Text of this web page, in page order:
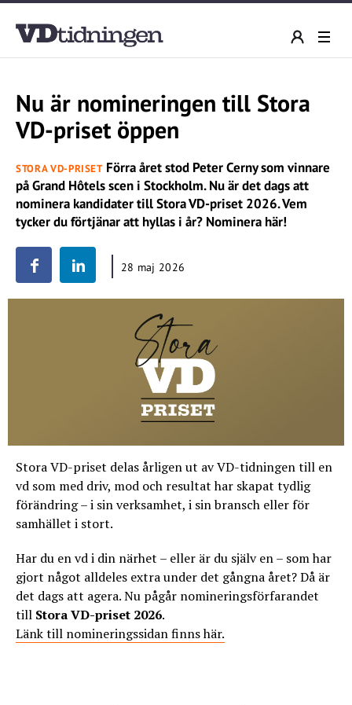
Nu är nomineringen till Stora
VD-priset öppen
STORA VD-PRISETFörra året stod Peter Cerny som vinnare
på Grand Hôtels scen i Stockholm. Nu är det dags att
nominera kandidater till Stora VD-priset 2026. Vem
tycker du förtjänar att hyllas i år? Nominera här!
28 maj 2026
Stora VD-priset delas årligen ut av VD-tidningen till en
vd som med driv, mod och resultat har skapat tydlig
förändring – i sin verksamhet, i sin bransch eller för
samhället i stort.
Har du en vd i din närhet – eller är du själv en – som har
gjort något alldeles extra under det gångna året? Då är
det dags att agera. Nu pågår nomineringsförfarandet
till Stora VD-priset 2026.
Länk till nomineringssidan finns här.